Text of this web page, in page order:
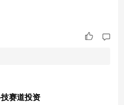
的视野。 之前小微盘为何深
小微盘股的处境，首
技赛道投资